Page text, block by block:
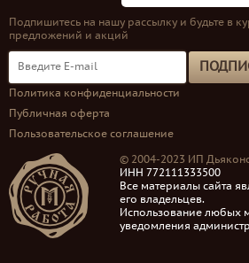
Подпишитесь на нашу рассылку и будьте в
предложений и акций
Политика конфиденциальности
Публичная оферта
Пользовательское соглашение
© 2004-2023 ИП
ИНН 772111333500
Все материалы сайта
его владельцев.
Использование любых
уведомления